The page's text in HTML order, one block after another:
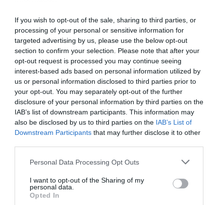
If you wish to opt-out of the sale, sharing to third parties, or
processing of your personal or sensitive information for
targeted advertising by us, please use the below opt-out
section to confirm your selection. Please note that after your
opt-out request is processed you may continue seeing
interest-based ads based on personal information utilized by
us or personal information disclosed to third parties prior to
your opt-out. You may separately opt-out of the further
disclosure of your personal information by third parties on the
IAB’s list of downstream participants. This information may
also be disclosed by us to third parties on the IAB’s List of
Downstream Participants that may further disclose it to other
Please note that this website/app uses one or more Google
not limited to your visit or usage behaviour. You may click to
grant or deny consent to Google and its third-party tags to
use your data for below specified purposes in below Google
Personal Data Processing Opt Outs
I want to opt-out of the Sharing of my
personal data.
Opted In
οικονομία”
“Ελευθέριος Βενιζέλος”: Συνελήφθη
37χρονος με 4 μαχαίρια και δύο ψαλίδια
κλαδέματος
Ακολούθησε το debater.gr στοGoogle News
και μάθετε πρώτοι όλες τις ειδήσεις
Share Tweet
ΒΕΦΑ ΑΛΕΞΙΑΔΟΥ
ΔΙΑΦΗΜΙΣΗ